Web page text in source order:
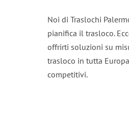
Noi di Traslochi
pianifica il trasloco.
offrirti soluzioni su
trasloco in tutta
competitivi.